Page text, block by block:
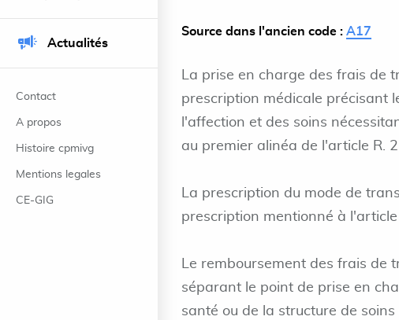
Actualités
Contact
A propos
Histoire cpmivg
Mentions legales
CE-GIG
Source dans l'ancien code : A17
La prise en charge des frais de
prescription médicale précisant
l'affection et des soins
au premier alinéa de l'article R.
La prescription du mode de
prescription mentionné à
Le remboursement des frais de
séparant le point de prise en
santé ou de la structure de